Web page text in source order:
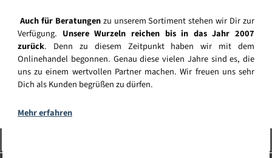
Auch für Beratungenzu unserem Sortiment stehen wir Dir zur
Verfügung. Unsere Wurzeln reichen bis in das Jahr 2007
zurück. Denn zu diesem Zeitpunkt haben wir mit dem
Onlinehandel begonnen. Genau diese vielen Jahre sind es, die
uns zu einem wertvollen Partner machen. Wir freuen uns sehr
Dich als Kunden begrüßen zu dürfen.
Mehr erfahren